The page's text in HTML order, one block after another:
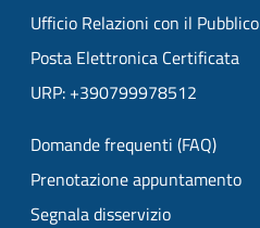
Ufficio Relazioni con il Pubblico
Posta Elettronica Certificata
URP: +390799978512
Domande frequenti (FAQ)
Prenotazione appuntamento
Segnala disservizio